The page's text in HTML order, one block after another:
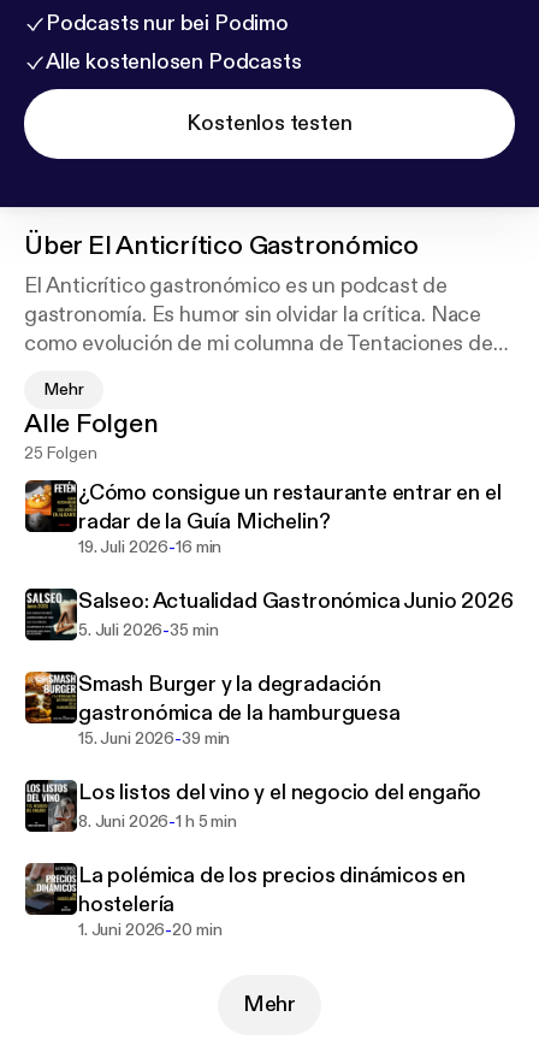
Podcasts nur bei Podimo
Alle kostenlosen Podcasts
Kostenlos testen
Über El Anticrítico Gastronómico
El Anticrítico gastronómico es un podcast de
gastronomía. Es humor sin olvidar la crítica. Nace
como evolución de mi columna de Tentaciones de
Actualidad gastronómica con dato y opinión, con
sorna, ironía y sarcasmo. Porque los tiempos que
corren lo merecen
Mehr
Alle Folgen
25 Folgen
¿Cómo consigue un restaurante entrar en el
radar de la Guía Michelin?
19. Juli 2026-16 min
Salseo: Actualidad Gastronómica Junio 2026
5. Juli 2026-35 min
Smash Burger y la degradación
gastronómica de la hamburguesa
15. Juni 2026-39 min
Los listos del vino y el negocio del engaño
8. Juni 2026-1 h 5 min
La polémica de los precios dinámicos en
hostelería
1. Juni 2026-20 min
Mehr